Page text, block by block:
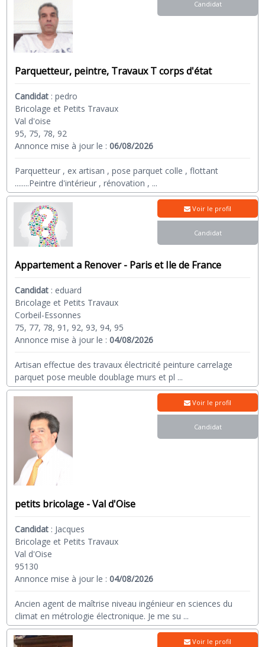
Parquetteur, peintre, Travaux T corps d'état
Candidat :pedro
Bricolage et Petits Travaux
Val d'oise
95, 75, 78, 92
Annonce mise à jour le :06/08/2026
Parquetteur , ex artisan , pose parquet colle , flottant
........Peintre d'intérieur , rénovation , ...
Candidat
Appartement a Renover - Paris et Ile de France
Candidat : eduard
Bricolage et Petits Travaux
Corbeil-Essonnes
75, 77, 78, 91, 92, 93, 94, 95
Annonce mise à jour le :04/08/2026
Artisan effectue des travaux électricité peinture carrelage
parquet pose meuble doublage murs et pl ...
Voir le profil
Candidat
petits bricolage - Val d'Oise
Candidat : Jacques
Bricolage et Petits Travaux
Val d'Oise
95130
Annonce mise à jour le :04/08/2026
Ancien agent de maîtrise niveau ingénieur en sciences du
climat en métrologie électronique. Je me su ...
Voir le profil
Candidat
Voir le profil